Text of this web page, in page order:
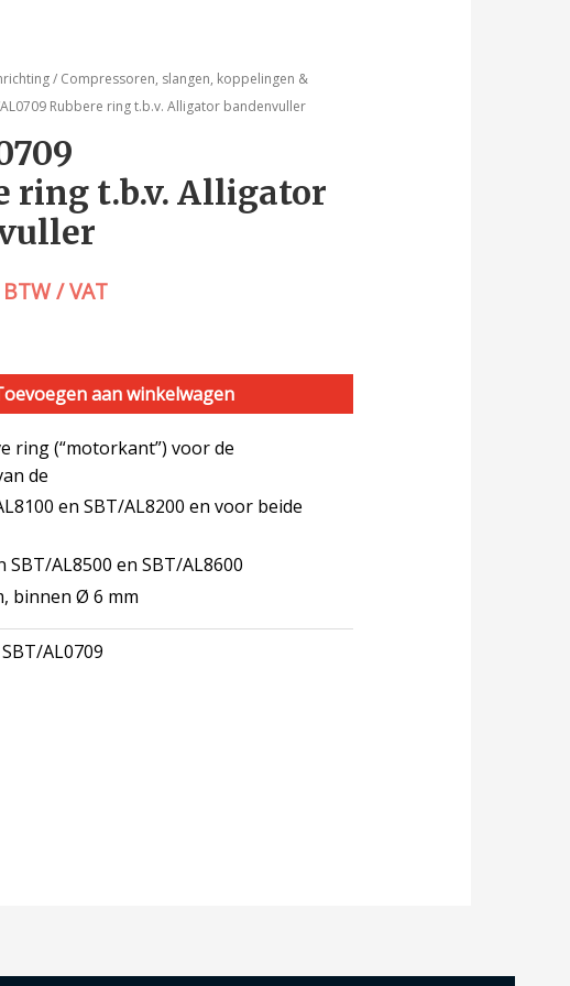
/ Compressoren, slangen, koppelingen &
Rubbere ring t.b.v. Alligator bandenvuller
ring t.b.v. Alligator
/ VAT
aan winkelwagen
ring (“motorkant”) voor de
de
en SBT/AL8200 en voor beide
SBT/AL8500 en SBT/AL8600
binnen Ø 6 mm
SBT/AL0709